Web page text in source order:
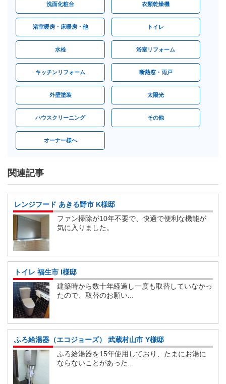
洗面化粧台 衣類乾燥機
浴室暖房・床暖房・他 トイレ
水栓 浴室リフォーム
キッチンリフォーム 断熱窓・雨戸
外壁塗装 太陽光
ハウスクリーニング その他
オーナー様へ
関連記事
レンジフード あきる野市 K様邸
ファン掃除が10年不要で、快適で便利な機能が
気に入りました。
トイレ 福生市 I様邸
建築時から数十年経過し一度も取替していなかっ
たので、取替のお願い...
ふろ給湯器（エコジョーズ） 武蔵村山市 Y様邸
ふろ給湯器を15年使用しており、たまにお湯に
ならないことがあった...